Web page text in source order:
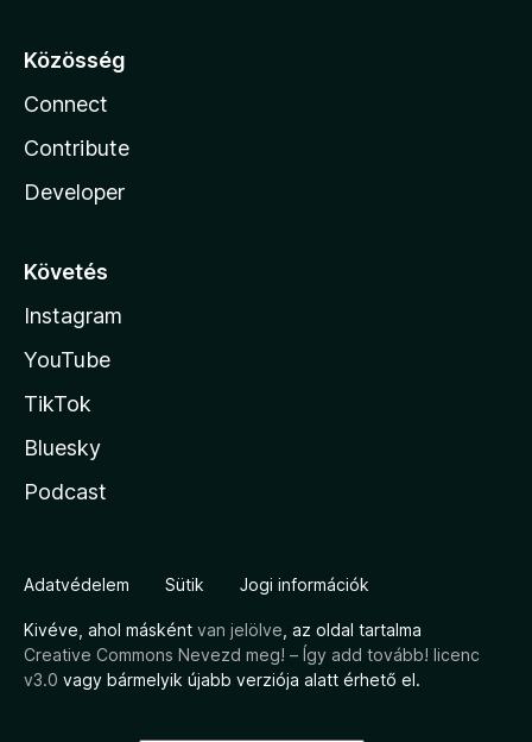
Közösség
Connect
Contribute
Developer
Követés
Instagram
YouTube
TikTok
Bluesky
Podcast
Adatvédelem Sütik Jogi információk
Kivéve, ahol másként van jelölve , az oldal tartalma
Creative Commons Nevezd meg! – Így add tovább! licenc
v3.0 vagy bármelyik újabb verziója alatt érhető el.